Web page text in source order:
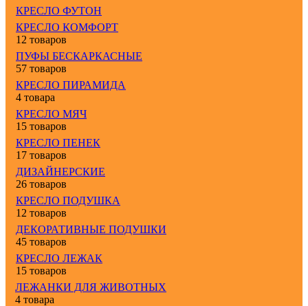
КРЕСЛО ФУТОН
КРЕСЛО КОМФОРТ
12 товаров
ПУФЫ БЕСКАРКАСНЫЕ
57 товаров
КРЕСЛО ПИРАМИДА
4 товара
КРЕСЛО МЯЧ
15 товаров
КРЕСЛО ПЕНЕК
17 товаров
ДИЗАЙНЕРСКИЕ
26 товаров
КРЕСЛО ПОДУШКА
12 товаров
ДЕКОРАТИВНЫЕ ПОДУШКИ
45 товаров
КРЕСЛО ЛЕЖАК
15 товаров
ЛЕЖАНКИ ДЛЯ ЖИВОТНЫХ
4 товара